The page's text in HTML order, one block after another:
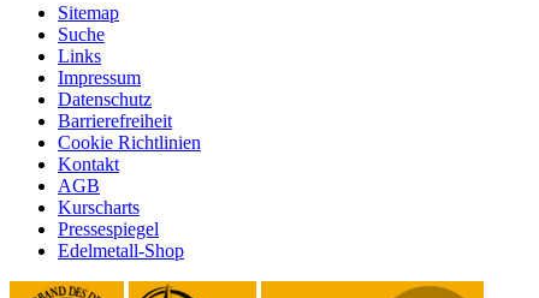
Sitemap
Suche
Links
Impressum
Datenschutz
Barrierefreiheit
Cookie Richtlinien
Kontakt
AGB
Kurscharts
Pressespiegel
Edelmetall-Shop